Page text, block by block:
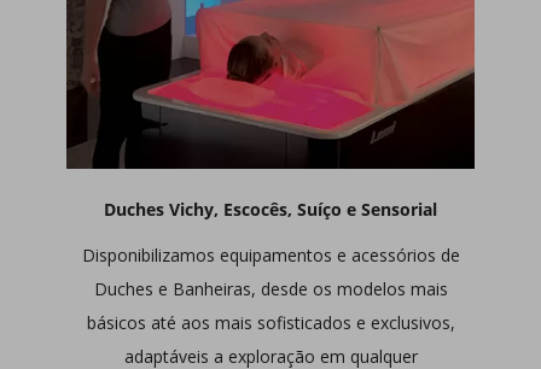
Duches Vichy, Escocês, Suíço e Sensorial
Disponibilizamos equipamentos e acessórios de
Duches e Banheiras, desde os modelos mais
básicos até aos mais sofisticados e exclusivos,
adaptáveis a exploração em qualquer